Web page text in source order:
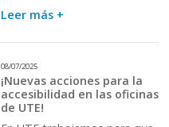
Leer más +
08/07/2025
¡Nuevas acciones para la
accesibilidad en las oficinas
de UTE!